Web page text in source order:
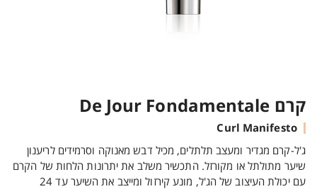
קרם De Jour Fondamentale
Curl Manifesto
ג'ל-קרם מגדיר ומעצב תלתלים, מכיל דבש מאנוקה וסרמידים לריענון
שיער מתולתל או מקורזל. התכשיר משלב את יתרונות הלחות של הקרם
עם יכולת העיצוב של הג'ל, מונע קירזול ומייצב את השיער עד 24